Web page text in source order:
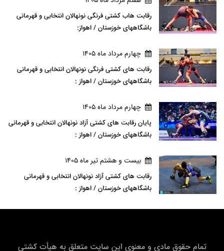
رقابت هاب کشتی فرنگی نونهالان انتخابی و قهرمانی
باشگاههای خوزستان / اهواز:
چهارم مرداد ماه 1405
رقابت های کشتی فرنگی نونهالان انتخابی و قهرمانی
باشگاههای خوزستان / اهواز :
چهارم مرداد ماه 1405
پایان رقابت های کشتی آزاد نونهالان انتخابی و قهرمانی
باشگاههای خوزستان / اهواز :
بيست و هشتم تير ماه 1405
رقابت های کشتی آزاد نونهالان انتخابی و قهرمانی
باشگاههای خوزستان / اهواز :
تمام حقوق مادی و معنوی این سایت متعلق به هیأت كشتی